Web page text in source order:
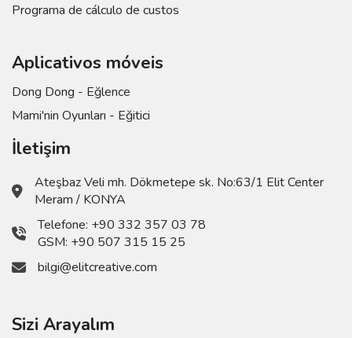
Programa de cálculo de custos
Aplicativos móveis
Dong Dong - Eğlence
Mami'nin Oyunları - Eğitici
İletişim
Ateşbaz Veli mh. Dökmetepe sk. No:63/1 Elit Center
Meram / KONYA
Telefone: +90 332 357 03 78
GSM: +90 507 315 15 25
bilgi@elitcreative.com
Sizi Arayalım